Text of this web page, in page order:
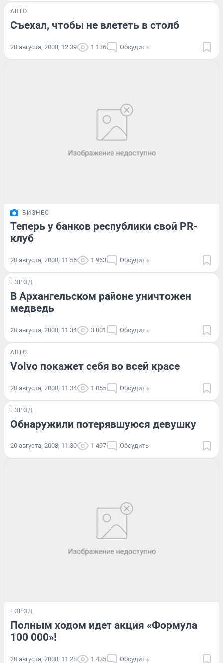
АВТО
Съехал, чтобы не влететь в столб
20 августа, 2008, 12:39 1 136 Обсудить
БИЗНЕС
Теперь у банков республики свой PR-
клуб
20 августа, 2008, 11:56 1 963 Обсудить
ГОРОД
В Архангельском районе уничтожен
медведь
20 августа, 2008, 11:34 3 001 Обсудить
АВТО
Volvo покажет себя во всей красе
20 августа, 2008, 11:34 1 055 Обсудить
ГОРОД
Обнаружили потерявшуюся девушку
20 августа, 2008, 11:30 1 497 Обсудить
ГОРОД
Полным ходом идет акция «Формула
100 000»!
20 августа, 2008, 11:28 1 435 Обсудить